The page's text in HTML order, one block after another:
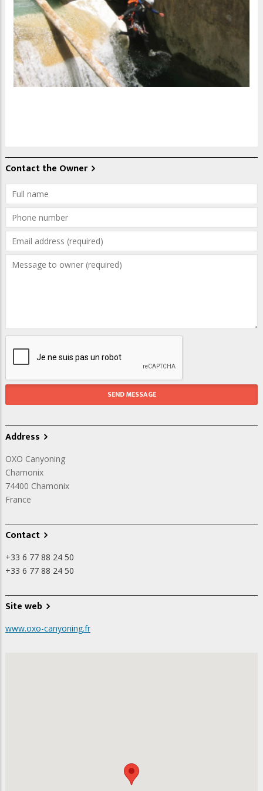
Contact the Owner
Address
OXO Canyoning
Chamonix
74400 Chamonix
France
Contact
+33 6 77 88 24 50
+33 6 77 88 24 50
Site web
www.oxo-canyoning.fr